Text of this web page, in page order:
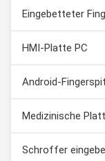
Eingebetteter
HMI-Platte PC
Android-
Medizinische
Schroffer